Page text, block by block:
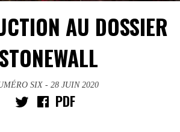
AU DOSSIER
STONEWALL
SIX - 28 JUIN 2020
PDF